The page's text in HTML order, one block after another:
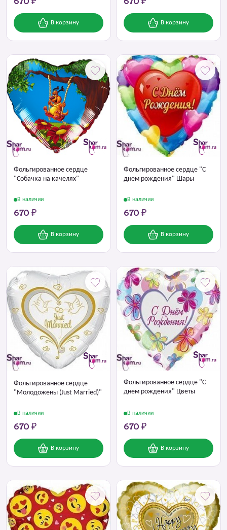
В корзину В корзину
Фольгированное сердце
"Собачка на качелях"
В наличии
670 ₽
В корзину
Фольгированное сердце "С
днем рождения" Шары
В наличии
670 ₽
В корзину
Фольгированное сердце
"Молодожены (Just Married)"
В наличии
670 ₽
В корзину
Фольгированное сердце "С
днем рождения" Цветы
В наличии
670 ₽
В корзину